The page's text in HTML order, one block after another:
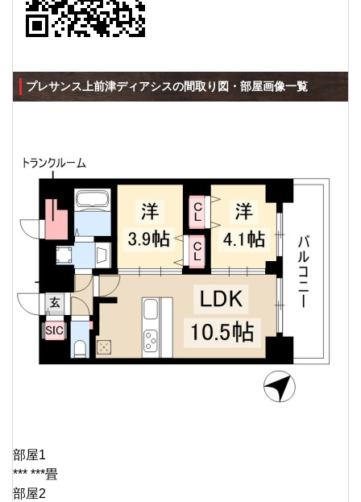
プレサンス上前津ディアシスの間取り図・部屋画像一覧
部屋1
*** ***畳
部屋2